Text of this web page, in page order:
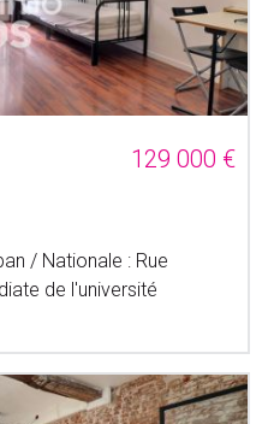
129 000 €
/ Nationale : Rue
de l'université